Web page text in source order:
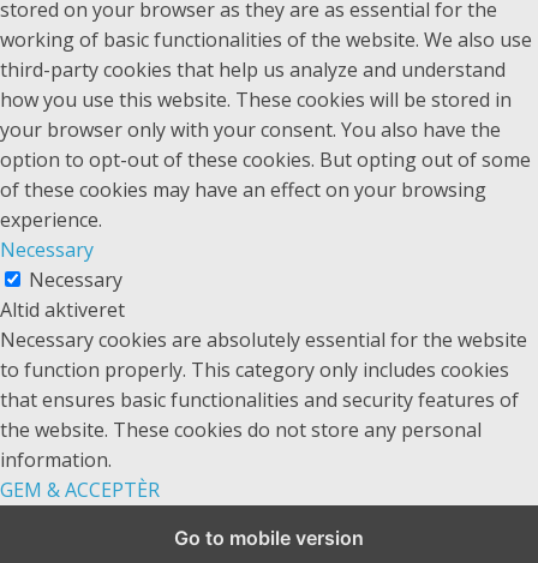
stored on your browser as they are as essential for the
working of basic functionalities of the website. We also use
third-party cookies that help us analyze and understand
how you use this website. These cookies will be stored in
your browser only with your consent. You also have the
option to opt-out of these cookies. But opting out of some
of these cookies may have an effect on your browsing
experience.
Necessary
Necessary
Altid aktiveret
Necessary cookies are absolutely essential for the website
to function properly. This category only includes cookies
that ensures basic functionalities and security features of
the website. These cookies do not store any personal
information.
GEM & ACCEPTÈR
Go to mobile version